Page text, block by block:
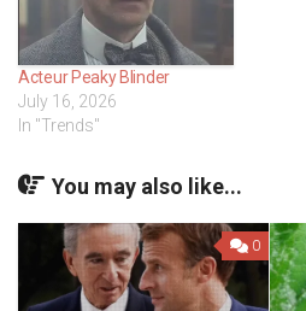
Acteur Peaky Blinder
July 16, 2026
In "Trends"
You may also like...
0